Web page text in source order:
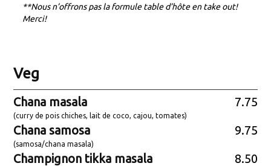
**Nous n’offrons pas la formule table d’hôte en take out!
Merci!
Veg
Chana masala
(curry de pois chiches, lait de coco, cajou, tomates)
7.75
Chana samosa
(samosa/chana masala)
9.75
Champignon tikka masala 8.50